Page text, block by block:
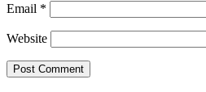
Email *
Website